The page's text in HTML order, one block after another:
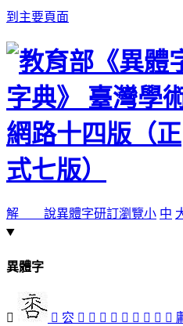
到主要頁面
解 說異體字研訂瀏覽小 中
異體字
𠕺 󱙰 㝐 󱙴 󱙵 󱙫 󱙶 󱙲 󱙮 󱙭 󱙳 󱙯